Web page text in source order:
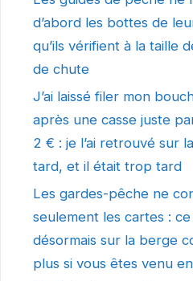
d’abord les bottes de
qu’ils vérifient à la taille
de chute
J’ai laissé filer mon
après une casse juste
2 € : je l’ai retrouvé sur
tard, et il était trop tard
Les gardes-pêche ne
seulement les cartes : ce
désormais sur la berge
plus si vous êtes venu